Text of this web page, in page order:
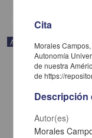
Artículo
Cita
Morales
Autonomía
de nuestra
de https://
Descripción
Autor(es)
Morales